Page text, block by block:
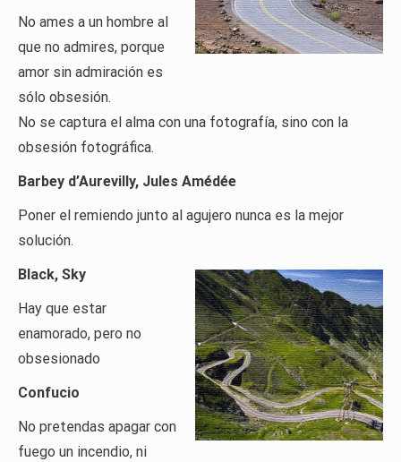
No ames a un hombre al
que no admires, porque
amor sin admiración es
sólo obsesión.
No se captura el alma con una fotografía, sino con la
obsesión fotográfica.
Barbey d’Aurevilly, Jules Amédée
Poner el remiendo junto al agujero nunca es la mejor
solución.
Black, Sky
Hay que estar
enamorado, pero no
obsesionado
Confucio
No pretendas apagar con
fuego un incendio, ni